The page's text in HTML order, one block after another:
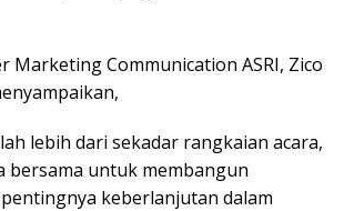
Marketing Communication ASRI, Zico
lebih dari sekadar rangkaian acara,
bersama untuk membangun
keberlanjutan dalam